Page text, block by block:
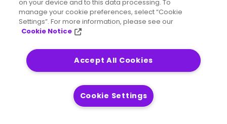
Geston des opérations informatique
Engagement client
Produits
Data Integrity Suite
Communication Client
on your device and to this data processing. To
manage your cookie preferences, select “Cookie
Settings”. For more information, please see our
Cookie Notice
Accept All Cookies
Cookie Settings